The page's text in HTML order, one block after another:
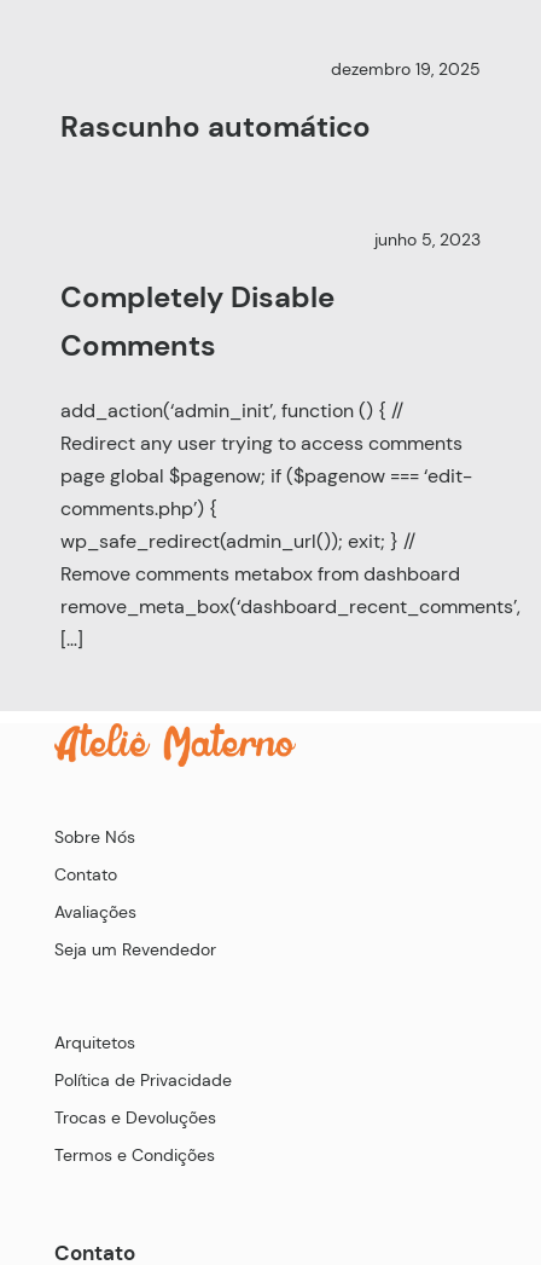
dezembro 19, 2025
Rascunho automático
junho 5, 2023
Completely Disable
Comments
add_action(‘admin_init’, function () { //
Redirect any user trying to access comments
page global $pagenow; if ($pagenow === ‘edit-
comments.php’) {
wp_safe_redirect(admin_url()); exit; } //
Remove comments metabox from dashboard
remove_meta_box(‘dashboard_recent_comments’,
[…]
Sobre Nós
Contato
Avaliações
Seja um Revendedor
Arquitetos
Política de Privacidade
Trocas e Devoluções
Termos e Condições
Contato